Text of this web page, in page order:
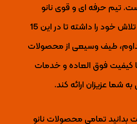
تیم حرفه ای و قوی نانو
خود را داشته تا
در این 15
طیف وسیعی از محصولات
کیفیت فوق العاده و خدمات
شما عزیزان ارائه کند.
بدانید تمامی محصولات نانو